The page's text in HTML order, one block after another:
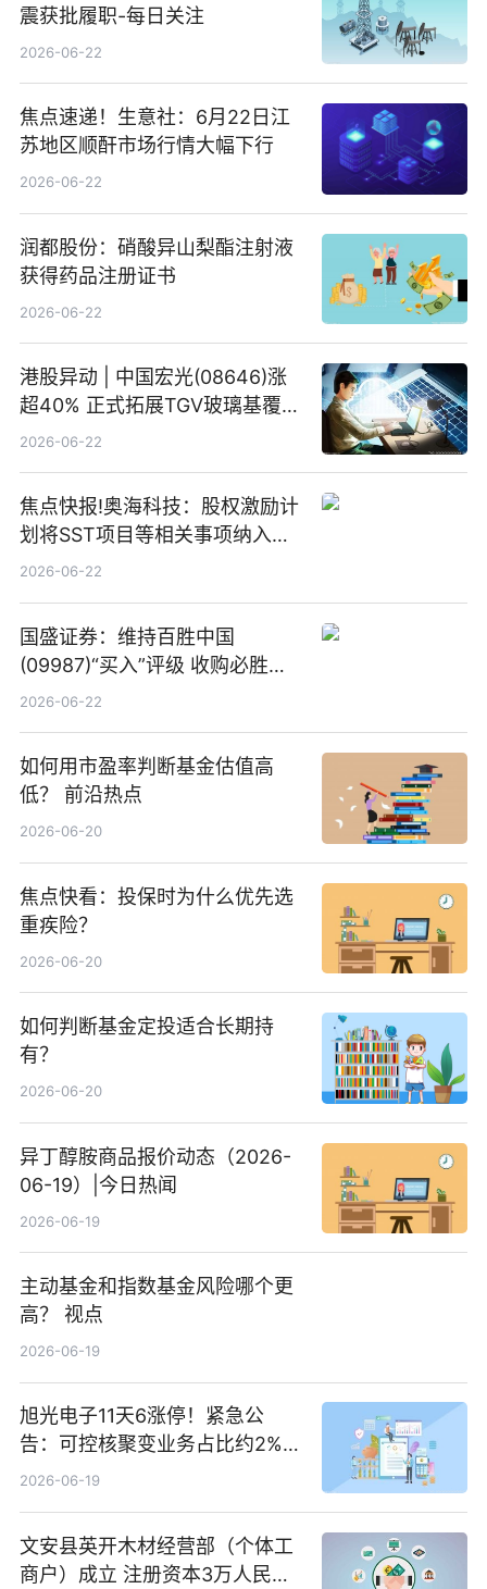
震获批履职-每日关注
2026-06-22
焦点速递！生意社：6月22日江
苏地区顺酐市场行情大幅下行
2026-06-22
润都股份：硝酸异山梨酯注射液
获得药品注册证书
2026-06-22
港股异动 | 中国宏光(08646)涨
超40% 正式拓展TGV玻璃基覆铜
板新材料业务
2026-06-22
焦点快报!奥海科技：股权激励计
划将SST项目等相关事项纳入专
项业务发展考核指标
2026-06-22
国盛证券：维持百胜中国
(09987)“买入”评级 收购必胜客
中国增厚利润加速成长 信息
2026-06-22
如何用市盈率判断基金估值高
低？ 前沿热点
2026-06-20
焦点快看：投保时为什么优先选
重疾险？
2026-06-20
如何判断基金定投适合长期持
有？
2026-06-20
异丁醇胺商品报价动态（2026-
06-19）|今日热闻
2026-06-19
主动基金和指数基金风险哪个更
高？ 视点
2026-06-19
旭光电子11天6涨停！紧急公
告：可控核聚变业务占比约2%！
前沿热点
2026-06-19
文安县英开木材经营部（个体工
商户）成立 注册资本3万人民币